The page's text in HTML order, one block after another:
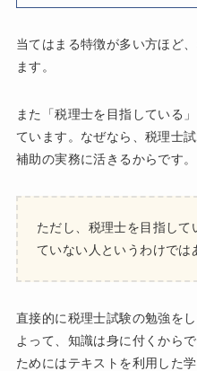
当てはまる特徴が多い方ほど
ます。
また「税理士を目指している
ています。なぜなら、税理士
補助の実務に活きるからです。
ただし、税理士を目指し
ていない人というわけでは
直接的に税理士試験の勉強を
よって、知識は身に付くから
ためにはテキストを利用した